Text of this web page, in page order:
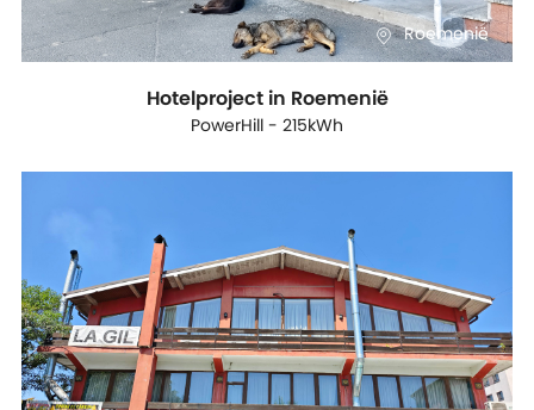
Roemenië
Hotelproject in Roemenië
PowerHill - 215kWh